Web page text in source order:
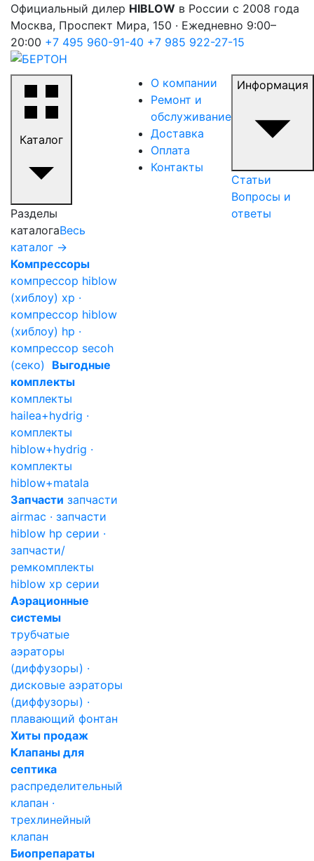
Официальный дилер HIBLOW в России с 2008 года
Москва, Проспект Мира, 150 · Ежедневно 9:00–
20:00 +7 495 960-91-40 +7 985 922-27-15
Каталог
Разделы
каталогаВесь
каталог →
Компрессоры
компрессор hiblow
(хиблоу) xp ·
компрессор hiblow
(хиблоу) hp ·
компрессор secoh
(секо)
Выгодные
комплекты
комплекты
hailea+hydrig ·
комплекты
hiblow+hydrig ·
комплекты
hiblow+matala
Запчасти запчасти
airmac · запчасти
hiblow hp серии ·
запчасти/
ремкомплекты
hiblow xp серии
Аэрационные
системы
трубчатые
аэраторы
(диффузоры) ·
дисковые аэраторы
(диффузоры) ·
плавающий фонтан
Хиты продаж
Клапаны для
септика
распределительный
клапан ·
трехлинейный
клапан
Биопрепараты
О компании
Ремонт и
обслуживание
Доставка
Оплата
Контакты
Информация
Статьи
Вопросы и
ответы